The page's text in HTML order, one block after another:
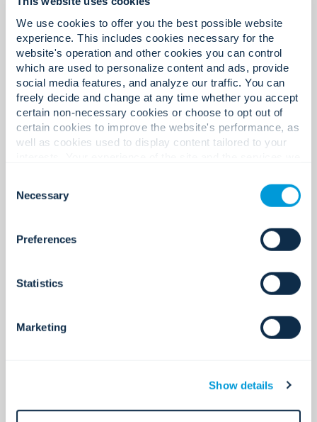
We use cookies to offer you the best possible website
experience. This includes cookies necessary for the
website's operation and other cookies you can control
which are used to personalize content and ads, provide
social media features, and analyze our traffic. You can
freely decide and change at any time whether you accept
certain non-necessary cookies or choose to opt out of
certain cookies to improve the website's performance, as
well as cookies used to display content tailored to your
cookies. Click "Show details" below for more information
about who we share your information with.
Selection
Necessary
Preferences
Statistics
Marketing
Show details
32
在亚太地区设有办事处。
1,400+
亚太地区专家。
200+